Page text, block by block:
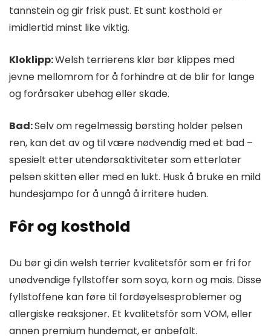
tannstein og gir frisk pust. Et sunt kosthold er
imidlertid minst like viktig.
Kloklipp:Welsh terrierens klør bør klippes med
jevne mellomrom for å forhindre at de blir for lange
og forårsaker ubehag eller skade.
Bad:Selv om regelmessig børsting holder pelsen
ren, kan det av og til være nødvendig med et bad –
spesielt etter utendørsaktiviteter som etterlater
pelsen skitten eller med en lukt. Husk å bruke en mild
hundesjampo for å unngå å irritere huden.
Fôr og kosthold
Du bør gi din welsh terrier kvalitetsfôr som er fri for
unødvendige fyllstoffer som soya, korn og mais. Disse
fyllstoffene kan føre til fordøyelsesproblemer og
allergiske reaksjoner. Et kvalitetsfôr som VOM, eller
annen premium hundemat, er anbefalt.